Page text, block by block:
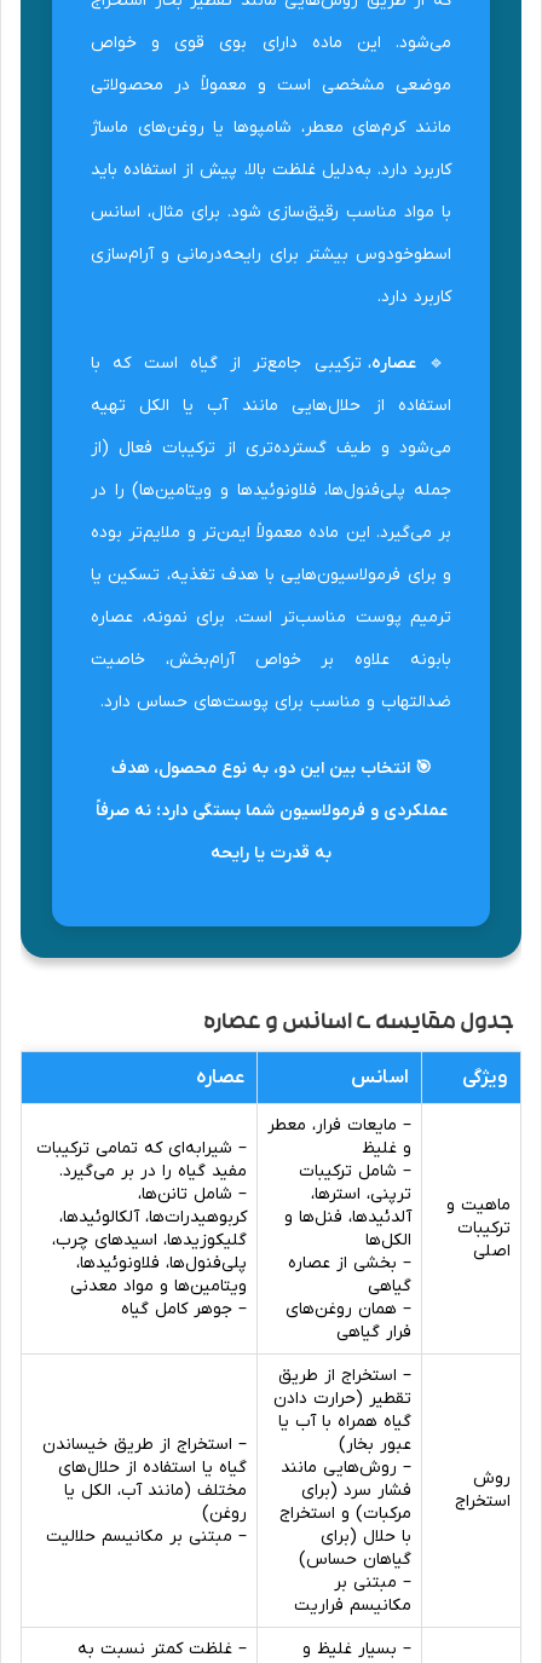
می‌شود. این ماده دارای بوی قوی و خواص
موضعی مشخصی است و معمولاً در محصولاتی
مانند کرم‌های معطر، شامپوها یا روغن‌های ماساژ
کاربرد دارد. به‌دلیل غلظت بالا، پیش از استفاده باید
با مواد مناسب رقیق‌سازی شود. برای مثال، اسانس
اسطوخودوس بیشتر برای رایحه‌درمانی و آرام‌سازی
کاربرد دارد.
🔹عصاره، ترکیبی جامع‌تر از گیاه است که با
استفاده از حلال‌هایی مانند آب یا الکل تهیه
می‌شود و طیف گسترده‌تری از ترکیبات فعال (از
جمله پلی‌فنول‌ها، فلاونوئیدها و ویتامین‌ها) را در
بر می‌گیرد. این ماده معمولاً ایمن‌تر و ملایم‌تر بوده
و برای فرمولاسیون‌هایی با هدف تغذیه، تسکین یا
ترمیم پوست مناسب‌تر است. برای نمونه، عصاره
بابونه علاوه بر خواص آرام‌بخش، خاصیت
ضدالتهاب و مناسب برای پوست‌های حساس دارد.
🎯 انتخاب بین این دو، به نوع محصول، هدف
عملکردی و فرمولاسیون شما بستگی دارد؛ نه صرفاً
به قدرت یا رایحه
جدول مقایسه ی اسانس و عصاره
ویژگی اسانس عصاره
ماهیت و
ترکیبات
اصلی
– مایعات فرار، معطر
و غلیظ
– شامل ترکیبات
ترپنی، استرها،
آلدئیدها، فنل‌ها و
الکل‌ها
– بخشی از عصاره
گیاهی
– همان روغن‌های
فرار گیاهی
– شیرابه‌ای که تمامی ترکیبات
مفید گیاه را در بر می‌گیرد.
– شامل تانن‌ها،
کربوهیدرات‌ها، آلکالوئیدها،
گلیکوزیدها، اسیدهای چرب،
پلی‌فنول‌ها، فلاونوئیدها،
ویتامین‌ها و مواد معدنی
– جوهر کامل گیاه
روش
استخراج
– استخراج از طریق
تقطیر (حرارت دادن
گیاه همراه با آب یا
عبور بخار)
– روش‌هایی مانند
فشار سرد (برای
مرکبات) و استخراج
با حلال (برای
گیاهان حساس)
– مبتنی بر
مکانیسم فراریت
– استخراج از طریق خیساندن
گیاه یا استفاده از حلال‌های
مختلف (مانند آب، الکل یا
روغن)
– مبتنی بر مکانیسم حلالیت
– بسیار غلیظ و
– غلظت کمتر نسبت به